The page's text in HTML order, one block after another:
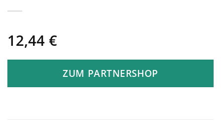
12,44 €
ZUM PARTNERSHOP